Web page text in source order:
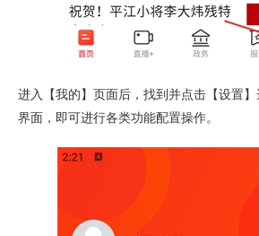
进入【我的】页面后，找到并点击【设置
界面，即可进行各类功能配置操作。